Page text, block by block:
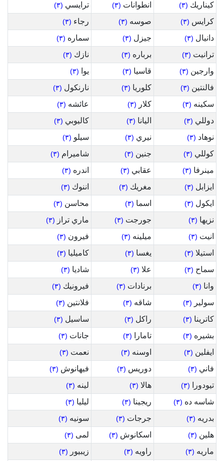
كيناريك (٣) انطوانات (٣) ترايسي (٣)
كرايس (٣) صوسه (٣) رجاء (٣)
دانيال (٣) جيزل (٣) سماره (٣)
ترانيت (٣) برباره (٣) نازك (٣)
وارجين (٣) قاسيا (٣) يوا (٣)
فالنتين (٣) كلوريا (٣) نارنكول (٣)
سكينه (٣) كلار (٣) عائشه (٣)
دوللي (٣) اليانا (٣) كاليوبي (٣)
نوهاد (٣) نيري (٣) سيلو (٣)
كوللي (٣) جنين (٣) شاميرام (٣)
مينرفا (٣) عقابي (٣) اندره (٣)
ايزابل (٣) مغريك (٣) اننوك (٣)
ايكول (٣) اسما (٣) محاسن (٣)
نزيها (٣) جورجت (٣) ماري تراز (٣)
انيت (٣) ميلينه (٣) فيرون (٣)
استيلا (٣) يغسا (٣) كاميليا (٣)
سماح (٣) علا (٣) شاديا (٣)
وانا (٣) برنادات (٣) فيرونيك (٣)
سولير (٣) شاقه (٣) فلانتين (٣)
كاترينا (٣) راكل (٣) ساسيل (٣)
بشيره (٣) تامارا (٣) جانات (٣)
ايفلين (٣) اوسنه (٣) نعمت (٣)
فاني (٣) دوريس (٣) فيهانوش (٣)
تيودورا (٣) هالا (٣) لينه (٣)
شاسه ده (٣) ريجينا (٣) ليليا (٣)
بدريه (٣) جرجات (٣) سونيه (٣)
هلين (٣) اسكانوش (٣) لمى (٣)
ماريه (٣) راويه (٣) زيبيور (٣)